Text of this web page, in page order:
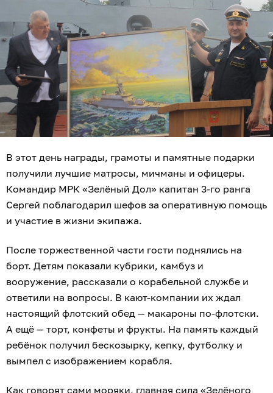
В этот день награды, грамоты и памятные подарки
получили лучшие матросы, мичманы и офицеры.
Командир МРК «Зелёный Дол» капитан 3-го ранга
Сергей поблагодарил шефов за оперативную помощь
и участие в жизни экипажа.
После торжественной части гости поднялись на
борт. Детям показали кубрики, камбуз и
вооружение, рассказали о корабельной службе и
ответили на вопросы. В кают-компании их ждал
настоящий флотский обед — макароны по-флотски.
А ещё — торт, конфеты и фрукты. На память каждый
ребёнок получил бескозырку, кепку, футболку и
вымпел с изображением корабля.
Как говорят сами моряки, главная сила «Зелёного